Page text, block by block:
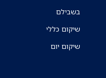
בשבילם
שיקום כללי
שיקום יום